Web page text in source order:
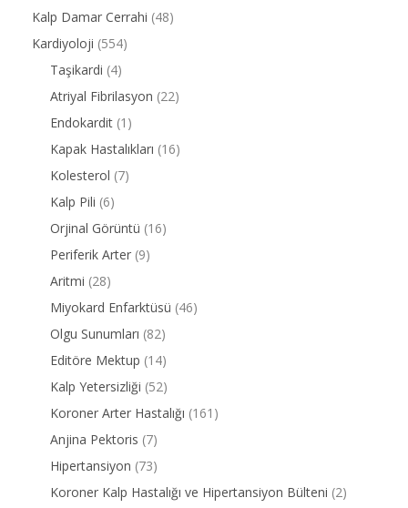
Kalp Damar Cerrahi (48)
Kardiyoloji (554)
Taşikardi (4)
Atriyal Fibrilasyon (22)
Endokardit (1)
Kapak Hastalıkları (16)
Kolesterol (7)
Kalp Pili (6)
Orjinal Görüntü (16)
Periferik Arter (9)
Aritmi (28)
Miyokard Enfarktüsü (46)
Olgu Sunumları (82)
Editöre Mektup (14)
Kalp Yetersizliği (52)
Koroner Arter Hastalığı (161)
Anjina Pektoris (7)
Hipertansiyon (73)
Koroner Kalp Hastalığı ve Hipertansiyon Bülteni (2)